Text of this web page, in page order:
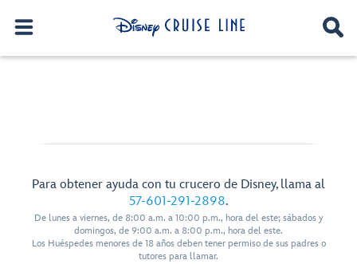
Para obtener ayuda con tu crucero de Disney, llama al
57-601-291-2898.
De lunes a viernes, de 8:00 a.m. a 10:00 p.m., hora del este; sábados y
domingos, de 9:00 a.m. a 8:00 p.m., hora del este.
Los Huéspedes menores de 18 años deben tener permiso de sus padres o
tutores para llamar.